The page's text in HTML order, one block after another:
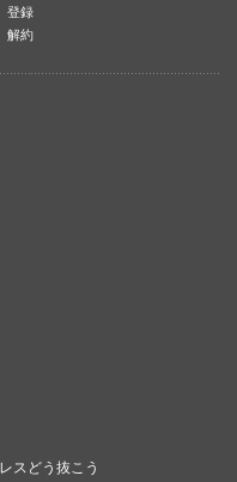
登録
解約
スどう抜こう